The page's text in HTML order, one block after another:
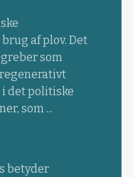
af plov. Det
som
det politiske
som ...
betyder